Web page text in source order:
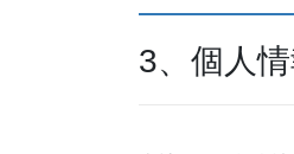
3、個人